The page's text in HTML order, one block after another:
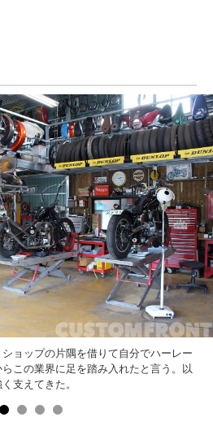
ョップの片隅を借りて自分でハーレー
この業界に足を踏み入れたと言う。以
支えてきた。